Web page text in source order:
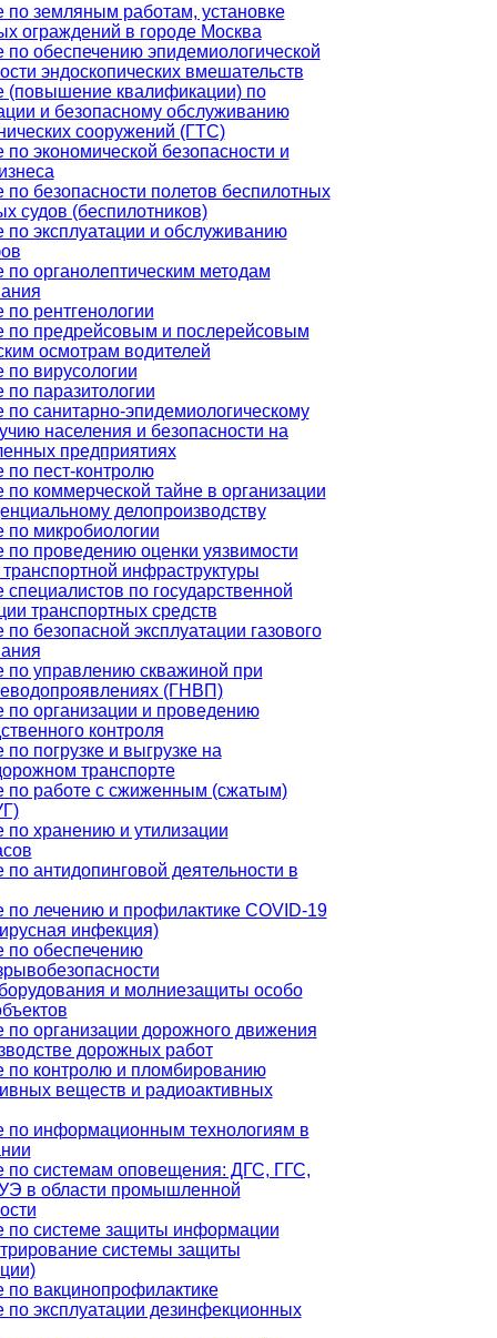
по земляным работам, установке
ограждений в городе Москва
по обеспечению эпидемиологической
эндоскопических вмешательств
(повышение квалификации) по
и безопасному обслуживанию
сооружений (ГТС)
экономической безопасности и
по безопасности полетов беспилотных
судов (беспилотников)
по эксплуатации и обслуживанию
по органолептическим методам
рентгенологии
по предрейсовым и послерейсовым
осмотрам водителей
по вирусологии
по паразитологии
по санитарно-эпидемиологическому
населения и безопасности на
предприятиях
по пест-контролю
по коммерческой тайне в организации
делопроизводству
по микробиологии
по проведению оценки уязвимости
инфраструктуры
по государственной
транспортных средств
безопасной эксплуатации газового
по управлению скважиной при
(ГНВП)
по организации и проведению
контроля
погрузке и выгрузке на
транспорте
по работе с сжиженным (сжатым)
по хранению и утилизации
антидопинговой деятельности в
по лечению и профилактике COVID-19
инфекция)
по обеспечению
и молниезащиты особо
по организации дорожного движения
дорожных работ
по контролю и пломбированию
веществ и радиоактивных
по информационным технологиям в
по системам оповещения: ДГС, ГГС,
в области промышленной
по системе защиты информации
системы защиты
по вакцинопрофилактике
по эксплуатации дезинфекционных